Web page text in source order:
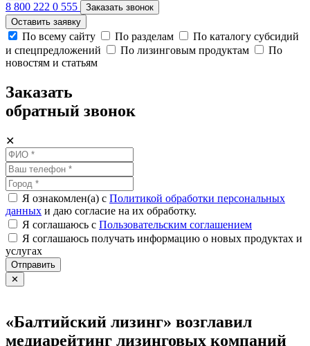
8 800 222 0 555
Заказать звонок
Оставить заявку
По всему сайту По разделам
По каталогу субсидий
и спецпредложений
По лизинговым продуктам
По
новостям и статьям
Заказать
обратный звонок
✕
Я ознакомлен(а) с Политикой обработки персональных
данных и даю согласие на их обработку.
Я соглашаюсь c Пользовательским соглашением
Я соглашаюсь получать информацию о новых продуктах и
услугах
Отправить
✕
«Балтийский лизинг» возглавил
медиарейтинг лизинговых компаний